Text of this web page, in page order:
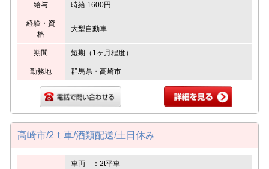
給与 時給 1600円
経験・資
格
大型自動車
期間 短期（1ヶ月程度）
勤務地 群馬県・高崎市
高崎市/2ｔ車/酒類配送/土日休み
車両 ：2t平車